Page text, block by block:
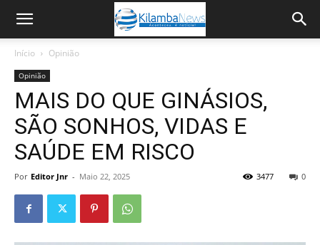
Início Opinião
Opinião
MAIS DO QUE GINÁSIOS,
SÃO SONHOS, VIDAS E
SAÚDE EM RISCO
Por Editor Jnr - Maio 22, 2025 0
3477